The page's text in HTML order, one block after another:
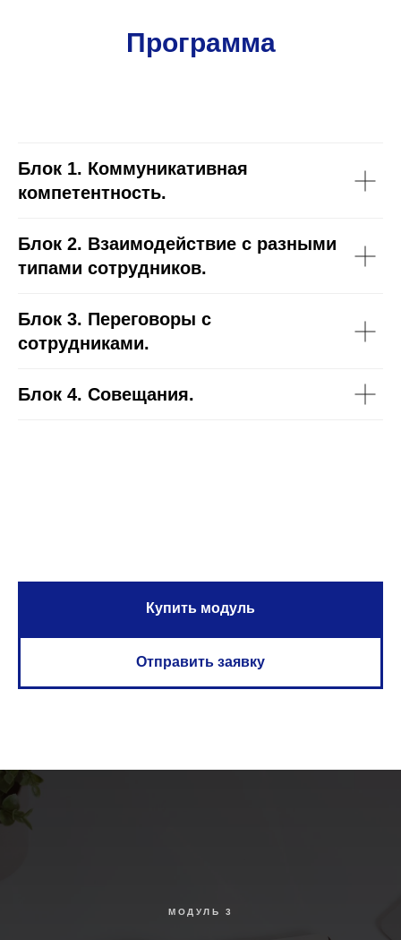
Программа
Блок 1. Коммуникативная
компетентность.
Блок 2. Взаимодействие с разными
типами сотрудников.
Блок 3. Переговоры с
сотрудниками.
Блок 4. Совещания.
Купить модуль
Отправить заявку
МОДУЛЬ 3